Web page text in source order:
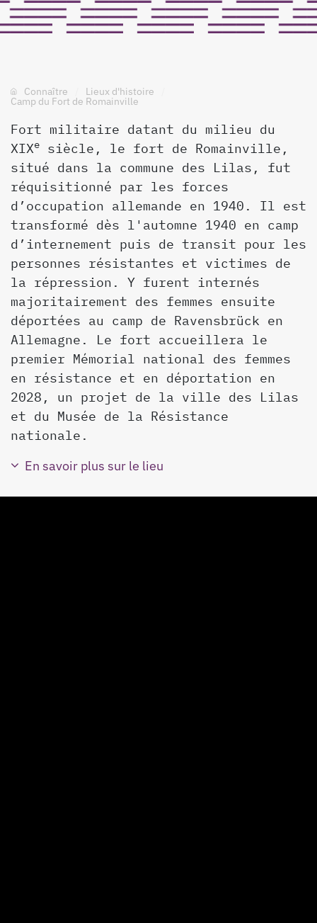
Connaître Lieux d'histoire
Camp du Fort de Romainville
Fort militaire datant du milieu du
XIXe
siècle, le fort de Romainville,
situé dans la commune des Lilas, fut
réquisitionné par les forces
d’occupation allemande en 1940. Il est
transformé dès l'automne 1940 en camp
d’internement puis de transit pour les
personnes résistantes et victimes de
la répression. Y furent internés
majoritairement des femmes ensuite
déportées au camp de Ravensbrück en
Allemagne. Le fort accueillera le
premier Mémorial national des femmes
en résistance et en déportation en
2028, un projet de la ville des Lilas
et du Musée de la Résistance
nationale.
En savoir plus sur le lieu